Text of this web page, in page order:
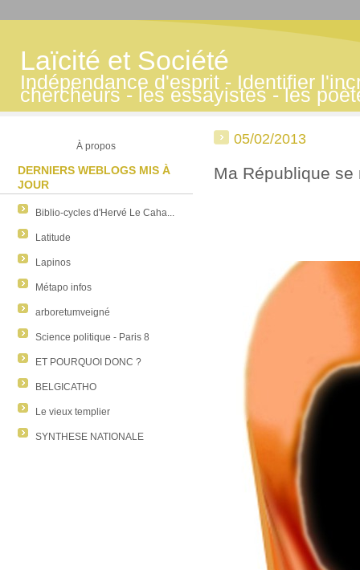
Laïcité et Société
Indépendance d'esprit - Identifier
chercheurs - les essayistes - les
À propos
DERNIERS WEBLOGS MIS À
JOUR
Biblio-cycles d'Hervé Le Caha...
Latitude
Lapinos
Métapo infos
arboretumveigné
Science politique - Paris 8
ET POURQUOI DONC ?
BELGICATHO
Le vieux templier
SYNTHESE NATIONALE
05/02/2013
Ma République se